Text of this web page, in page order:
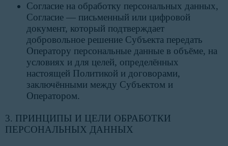
Согласие на обработку персональных данных,
Согласие — письменный или цифровой
документ, который подтверждает
добровольное решение Субъекта передать
Оператору персональные данные в объёме, на
условиях и для целей, определённых
настоящей Политикой и договорами,
заключёнными между Субъектом и
Оператором.
3. ПРИНЦИПЫ И ЦЕЛИ ОБРАБОТКИ
ПЕРСОНАЛЬНЫХ ДАННЫХ